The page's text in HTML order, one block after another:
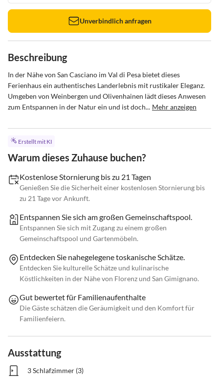
Unverbindlich anfragen
Beschreibung
In der Nähe von San Casciano im Val di Pesa bietet dieses
Ferienhaus ein authentisches Landerlebnis mit rustikaler Eleganz.
Umgeben von Weinbergen und Olivenhainen lädt dieses Anwesen
zum Entspannen in der Natur ein und ist doch... Mehr anzeigen
Erstellt mit KI
Warum dieses Zuhause buchen?
Kostenlose Stornierung bis zu 21 Tagen
Genießen Sie die Sicherheit einer kostenlosen Stornierung bis
zu 21 Tage vor Ankunft.
Entspannen Sie sich am großen Gemeinschaftspool.
Entspannen Sie sich mit Zugang zu einem großen
Gemeinschaftspool und Gartenmöbeln.
Entdecken Sie nahegelegene toskanische Schätze.
Entdecken Sie kulturelle Schätze und kulinarische
Köstlichkeiten in der Nähe von Florenz und San Gimignano.
Gut bewertet für Familienaufenthalte
Die Gäste schätzen die Geräumigkeit und den Komfort für
Familienfeiern.
Ausstattung
3 Schlafzimmer (3)